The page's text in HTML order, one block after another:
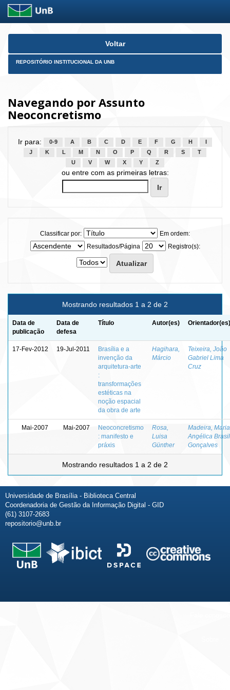
Skip
Voltar
REPOSITÓRIO INSTITUCIONAL DA UNB
Navegando por Assunto
Neoconcretismo
Ir para: 0-9 A B C D E F G H
J
K L M N O P Q R S
T
U
V W X Y Z
ou entre com as primeiras letras:
Classificar por:
Em ordem:
Resultados/Página
Registro(s):
Mostrando resultados 1 a 2 de 2
Data de
publicação
Data de
defesa
Título Autor(es) Orientador(es)
17-Fev-2012 19-Jul-2011
Brasília e a
invenção da
arquitetura-arte
:
transformações
estéticas na
noção espacial
da obra de arte
Hagihara,
Márcio
Teixeira, João
Gabriel Lima
Cruz
Mai-2007 Mai-2007
Neoconcretismo
: manifesto e
práxis
Rosa,
Luisa
Günther
Madeira, Maria
Angélica Brasil
Gonçalves
Mostrando resultados 1 a 2 de 2
Universidade de Brasília - Biblioteca Central
Coordenadoria de Gestão da Informação Digital - GID
(61) 3107-2683
repositorio@unb.br